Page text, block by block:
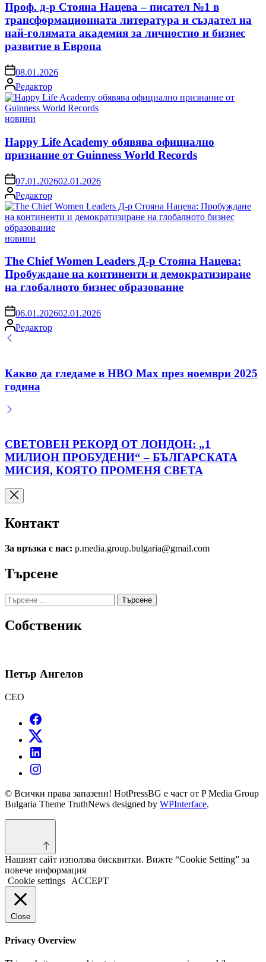
Проф. д-р Стояна Нацева – писател №1 в
трансформационната литература и създател на
най-голямата академия за личностно и бизнес
развитие в Европа
on08.01.2026
Posted
by
Редактор
Posted
новини
Happy Life Academy обявява официално
признание от Guinness World Records
on07.01.202602.01.2026
Posted
by
Редактор
Posted
новини
The Chief Women Leaders Д-р Стояна Нацева:
Пробуждане на континенти и демократизиране
на глобалното бизнес образование
on06.01.202602.01.2026
Posted
by
Редактор
Какво да гледаме в HBO Max през ноември 2025
година
СВЕТОВЕН РЕКОРД ОТ ЛОНДОН: „1
МИЛИОН ПРОБУДЕНИ“ – БЪЛГАРСКАТА
МИСИЯ, КОЯТО ПРОМЕНЯ СВЕТА
Контакт
За връзка с нас: p.media.group.bulgaria@gmail.com
Търсене
Търсене
за:
Собственик
Петър Ангелов
CEO
© Всички права запазени! HotPressBG е част от P Media Group
Bulgaria Theme TruthNews designed by WPInterface.
Нашият сайт използва бисквитки. Вижте “Cookie Setting” за
повече информация
Cookie settings
ACCEPT
Close
Privacy Overview